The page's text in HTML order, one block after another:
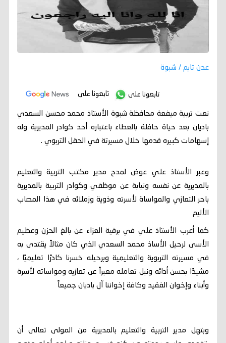
عدن تايم / شبوة
تابعونا على تابعونا على
نعت تربية ميفعة محافظة شبوة الأستاذ محمد محسن السعدي
باديان بعد حياة حافلة بالعطاء باعتباره أحد كوادر المديرية وله
إسهامات كبيره قدمها خلال مسيرتة في الحقل التربوي .
وعبر الأستاذ علي عوض لمدح مدير مكتب التربية والتعليم
بالمديرية عن نفسه ونيابة عن موظفي وكوادر التربية بالمديرية
باحر التعازي والمواساة لأسرته وذوية وزملائه في هذا المصاب
الأليم
كما أعرب الأستاذ علي في برقية العزاء عن بالغ الحزن وعظيم
الأسى لرحيل الأساذ محمد السعدي الذي كان مثالاً يقتدى به
في مسيرته التربوية والتعليمية وبرحيله خسرنا كادرًا تعليميًا ،
مشيدًا بحسن أدائه ونبل تعامله معبراً عن تعازيه ومواساته لأسرة
وأبناء وإخوان الفقيد وكافة إخواننا آل باديان جميعاً
وبتهل مدير التربية والتعليم بالمديرية من المولى تعالى أن